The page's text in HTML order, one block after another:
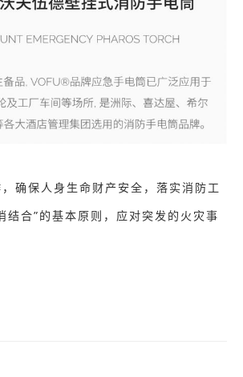
确保人身生命财产安全，落实消防工
结合”的基本原则，应对突发的火灾事